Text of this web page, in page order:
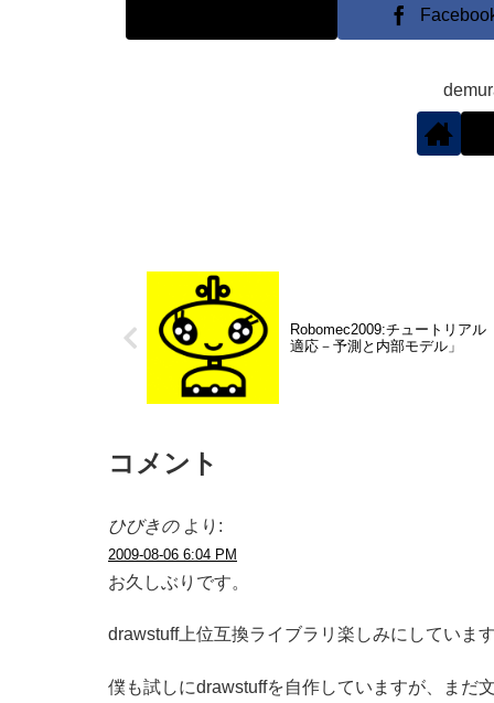
Robomec2009:チュートリアル
適応－予測と内部モデル」
コメント
ひびきの より:
2009-08-06 6:04 PM
お久しぶりです。
drawstuff上位互換ライブラリ楽しみにしていま
僕も試しにdrawstuffを自作していますが、まだ